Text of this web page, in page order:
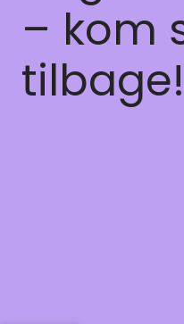
– kom
tilbage!